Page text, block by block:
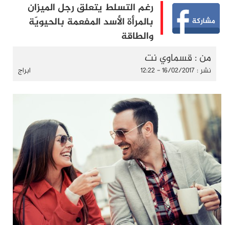
رغم التسلط يتعلق رجل الميزان
بالمرأة الأسد المفعمة بالحيويّة
والطاقة
من : قسماوي نت
نشر : 16/02/2017 - 12:22 ابراج